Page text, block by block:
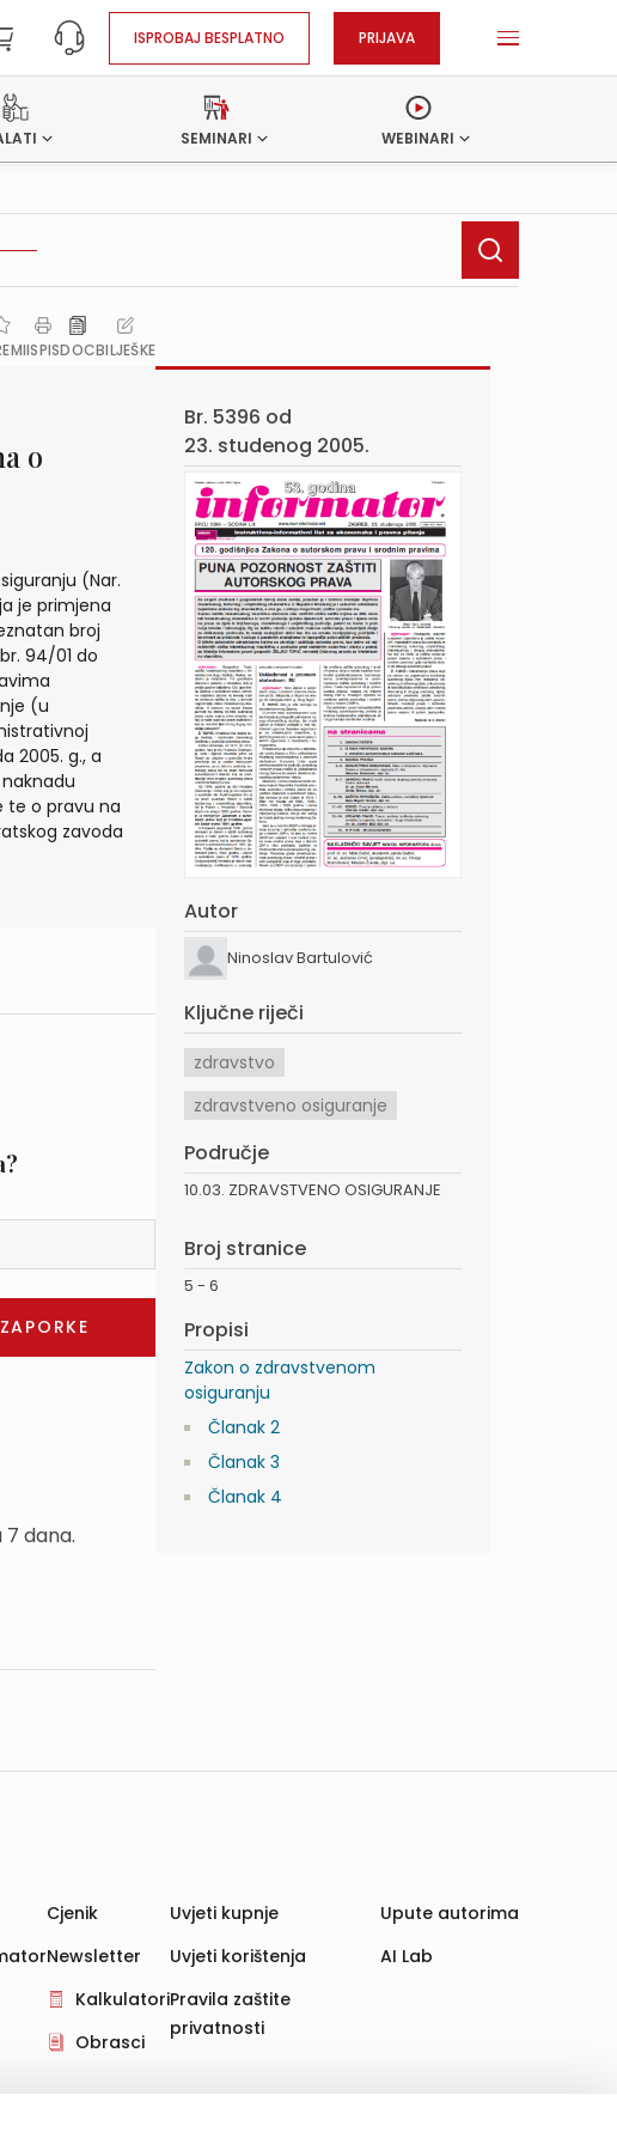
ISPROBAJ BESPLATNO PRIJAVA
SEMINARI WEBINARI
ISPISDOCBILJEŠKE
o
(Nar.
je primjena
broj
94/01 do
(u
2005. g., a
te o pravu na
zavoda
dana.
Br. 5396 od
23. studenog 2005.
Autor
Ninoslav Bartulović
Ključne riječi
zdravstvo
zdravstveno osiguranje
Područje
10.03. ZDRAVSTVENO OSIGURANJE
Broj stranice
5 - 6
Propisi
Zakon o zdravstvenom
osiguranju
Članak 2
Članak 3
Članak 4
Cjenik
Newsletter
Kalkulatori
Obrasci
Uvjeti kupnje
Uvjeti korištenja
Pravila zaštite
privatnosti
Upute autorima
AI Lab